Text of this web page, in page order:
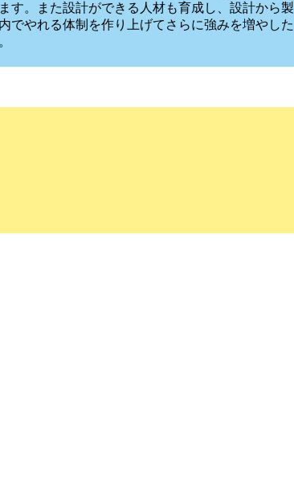
す。また設計ができる人材も育成し、設計から製
でやれる体制を作り上げてさらに強みを増やした